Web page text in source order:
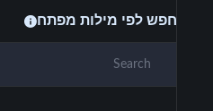
חפש לפי מילות מפתח